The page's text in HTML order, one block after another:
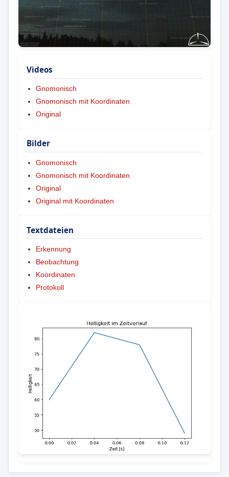
Videos
Gnomonisch
Gnomonisch mit Koordinaten
Original
Bilder
Gnomonisch
Gnomonisch mit Koordinaten
Original
Original mit Koordinaten
Textdateien
Erkennung
Beobachtung
Koordinaten
Protokoll